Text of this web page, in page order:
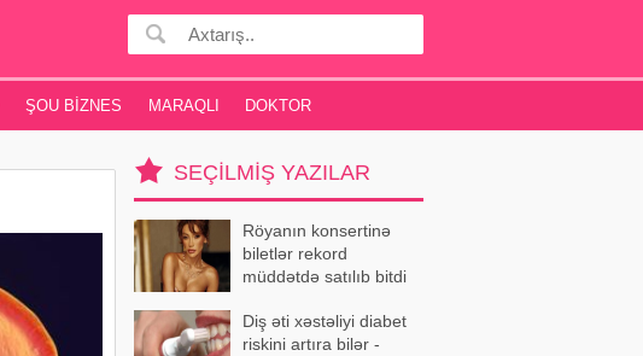
ŞOU BIZNES MARAQLI DOKTOR
SEÇILMIŞ YAZILAR
Röyanın konsertinə
biletlər rekord
müddətdə satılıb bitdi
Diş əti xəstəliyi diabet
riskini artıra bilər -